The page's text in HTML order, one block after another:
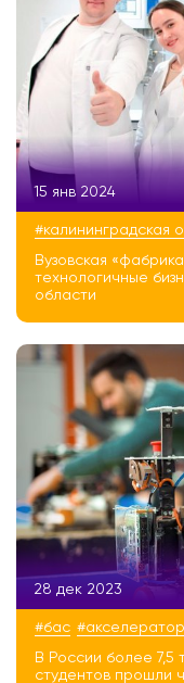
15 янв 2024
#калининградская
Вузовская
технологичные
области
28 дек 2023
#бас #акселератор
В России более 7,5
студентов прошли